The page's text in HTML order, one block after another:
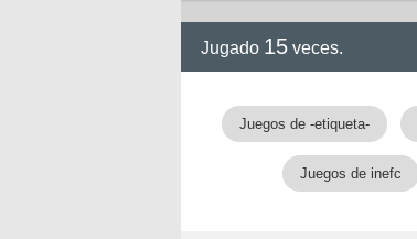
Jugado 15 veces.
Juegos de -etiqueta-
Juegos de inefc